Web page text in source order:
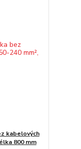
kabelových
800 mm